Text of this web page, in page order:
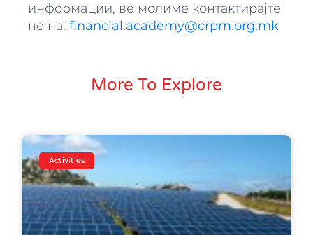
информации, ве молиме контактирајте
не на:financial.academy@crpm.org.mk
More To Explore
Activities